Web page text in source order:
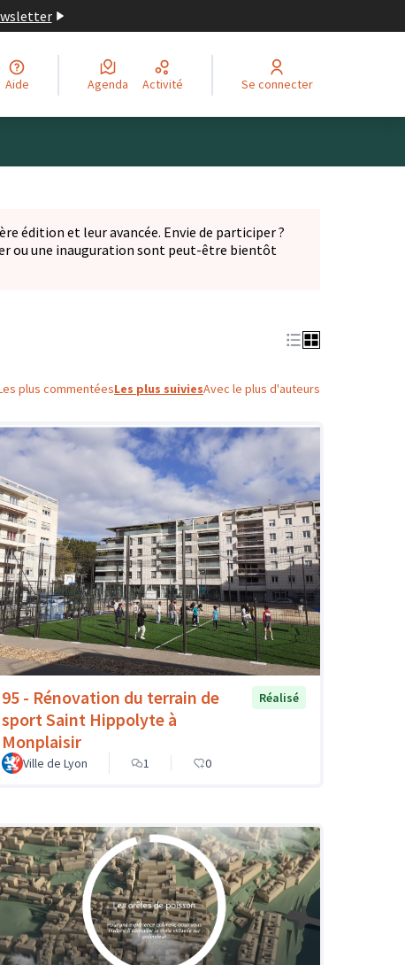
Aide Agenda Activité Se connecter
édition et leur avancée. Envie de participer ?
ou une inauguration sont peut-être bientôt
plus commentéesLes plus suiviesAvec le plus d'auteurs
95 - Rénovation du terrain de
sport Saint Hippolyte à
Monplaisir
Réalisé
Ville de Lyon 1 0